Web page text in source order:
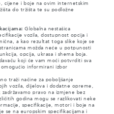
cijene i boje na ovim internetskim
do tržišta te su podložne
Globalna nestašica
vozila, dostupnost opcija i
a kao rezultat toga slike koje se
možda neće u potpunosti
opcija, ukrasa i shema boja.
koji će vam moći potvrditi sva
informirani izbor
traži načine za poboljšanje
vozila, dijelova i dodatne opreme,
pravo na izmjene bez
godina mogu se razlikovati neke
specifikacije, motori i boje na
se na europskim specifikacijama i